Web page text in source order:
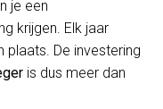
je een
krijgen. Elk jaar
plaats. De investering
is dus meer dan